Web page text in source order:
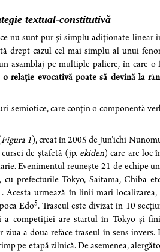
textual-constitutivă
nu sunt pur și simplu adiționate linear
drept cazul cel mai simplu al unui
asamblaj pe multiple paliere, în care o
o relație evocativă poate să devină la râ
semiotice, care conțin o componentă
Figura 1), creat în 2005 de Jun’ichi
de ștafetă (jp. ekiden) care are loc
Evenimentul reunește 21 de echipe
prefecturile Tokyo, Saitama, Chiba
urmează în linii mari localizarea,
Edo5. Traseul este divizat în 10
a competiției are startul în Tokyo și
a doua reface traseul în sens invers.
pe etapă zilnică. De asemenea,